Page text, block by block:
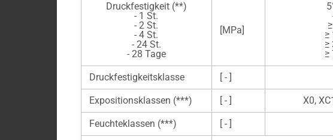
Druckfestigkeit (**)
- 1 St.
- 2 St.
- 4 St.
- 24 St.
- 28 Tage
[MPa]
≥
≥
≥
Druckfestigkeitsklasse [ - ]
Expositionsklassen (***) [ - ] X0,
Feuchteklassen (***) [ - ]